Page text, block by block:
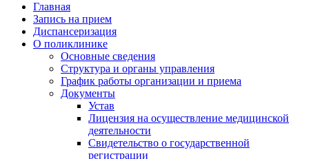
Главная
Запись на прием
Диспансеризация
О поликлинике
Основные сведения
Структура и органы управления
График работы организации и приема
Документы
Устав
Лицензия на осуществление медицинской
деятельности
Свидетельство о государственной
регистрации